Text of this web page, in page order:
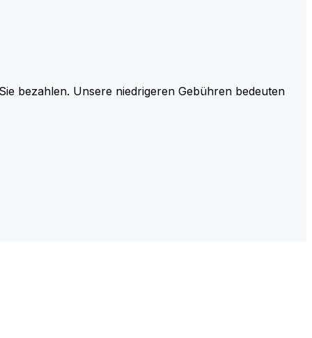
bezahlen. Unsere niedrigeren Gebühren bedeuten